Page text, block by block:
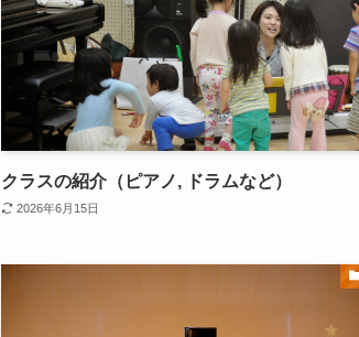
クラスの紹介（ピアノ, ドラムなど）
2026年6月15日